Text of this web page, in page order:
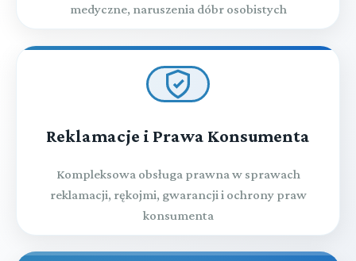
medyczne, naruszenia dóbr osobistych
Reklamacje i Prawa Konsumenta
Kompleksowa obsługa prawna w sprawach
reklamacji, rękojmi, gwarancji i ochrony praw
konsumenta